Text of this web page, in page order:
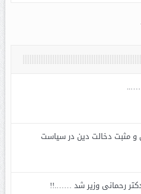
و مثبت دخالت دین در سیاست
رحمانی وزیر شد …….!!